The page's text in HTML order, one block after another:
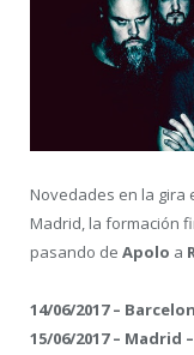
Novedades en la gira
Madrid, la formación
pasando de Apolo a
14/06/2017 –
15/06/2017 –